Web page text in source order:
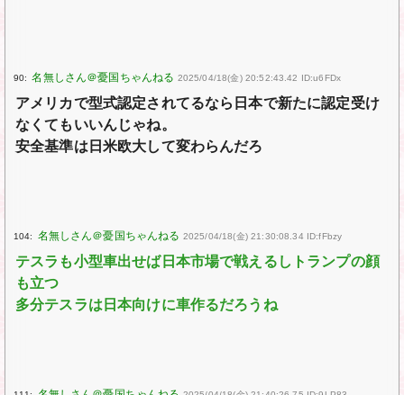
90: 2025/04/18(金) 20:52:43.42 ID:u6FDx
アメリカで型式認定されてるなら日本で新たに認定受け
なくてもいいんじゃね。
安全基準は日米欧大して変わらんだろ
104: 2025/04/18(金) 21:30:08.34 ID:fFbzy
テスラも小型車出せば日本市場で戦えるしトランプの顔
も立つ
多分テスラは日本向けに車作るだろうね